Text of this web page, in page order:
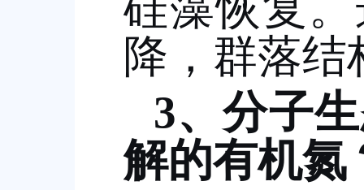
降，群落
3、分子
解的有机氮